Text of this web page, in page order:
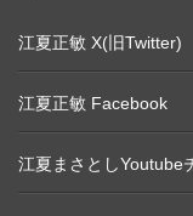
江夏正敏 X(旧Twitter)
江夏正敏 Facebook
江夏まさとしYoutube